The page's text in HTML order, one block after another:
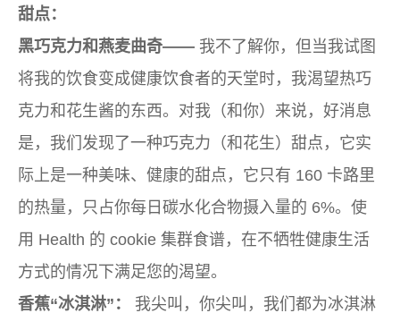
甜点：
黑巧克力和燕麦曲奇—— 我不了解你，但当我试图
将我的饮食变成健康饮食者的天堂时，我渴望热巧
克力和花生酱的东西。对我（和你）来说，好消息
是，我们发现了一种巧克力（和花生）甜点，它实
际上是一种美味、健康的甜点，它只有 160 卡路里
的热量，只占你每日碳水化合物摄入量的 6%。使
用 Health 的 cookie 集群食谱，在不牺牲健康生活
方式的情况下满足您的渴望。
香蕉“冰淇淋”：
我尖叫，你尖叫，我们都为冰淇淋